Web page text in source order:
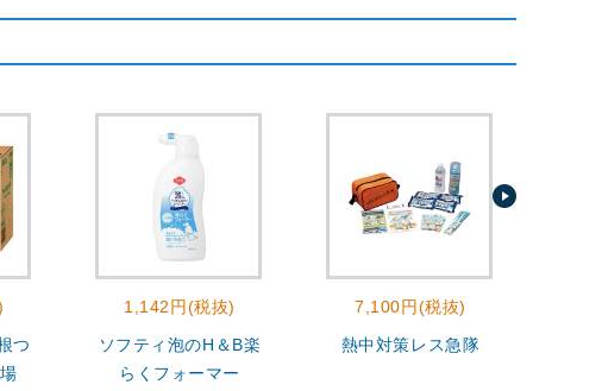
つ
1,142円(税抜)
ソフティ泡のH＆B楽
らくフォーマー
7,100円(税抜)
熱中対策レス急隊